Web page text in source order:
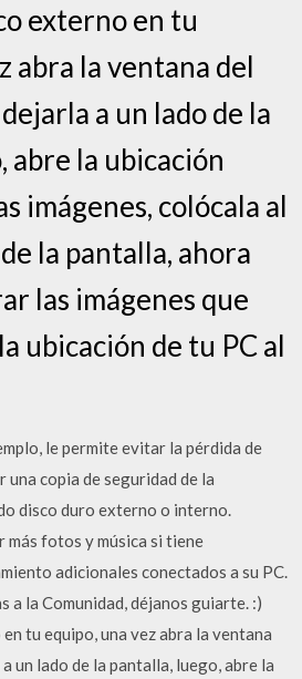
externo en tu
abra la ventana del
a un lado de la
abre la ubicación
imágenes, colócala al
la pantalla, ahora
las imágenes que
ubicación de tu PC al
le permite evitar la pérdida de
una copia de seguridad de la
disco duro externo o interno.
más fotos y música si tiene
adicionales conectados a su PC.
a la Comunidad, déjanos guiarte. :)
tu equipo, una vez abra la ventana
un lado de la pantalla, luego, abre la